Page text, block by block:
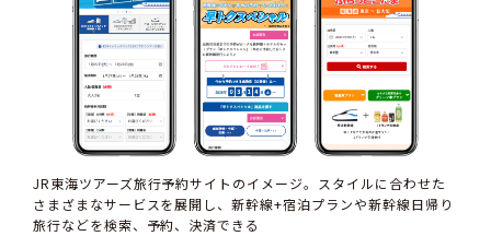
JR東海ツアーズ旅行予約サイトのイメージ。スタイルに合わせた
さまざまなサービスを展開し、新幹線+宿泊プランや新幹線日帰り
旅行などを検索、予約、決済できる